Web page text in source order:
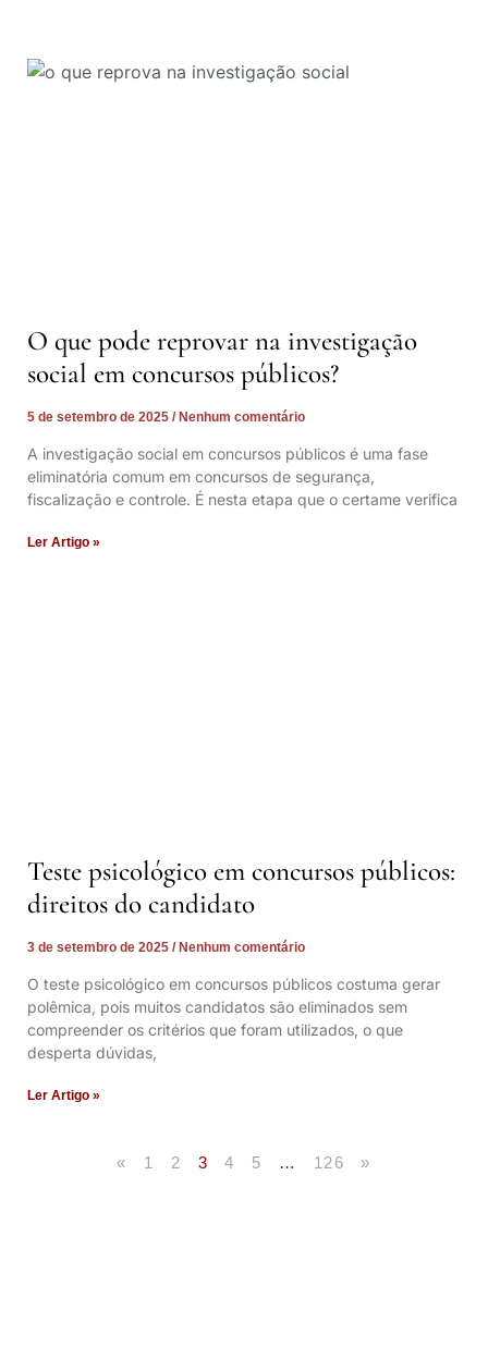
O que pode reprovar na investigação
social em concursos públicos?
5 de setembro de 2025 Nenhum comentário
A investigação social em concursos públicos é uma fase
eliminatória comum em concursos de segurança,
fiscalização e controle. É nesta etapa que o certame verifica
Ler Artigo »
Teste psicológico em concursos públicos:
direitos do candidato
3 de setembro de 2025 Nenhum comentário
O teste psicológico em concursos públicos costuma gerar
polêmica, pois muitos candidatos são eliminados sem
compreender os critérios que foram utilizados, o que
desperta dúvidas,
Ler Artigo »
« 1 2 3 4 5 … 126 »